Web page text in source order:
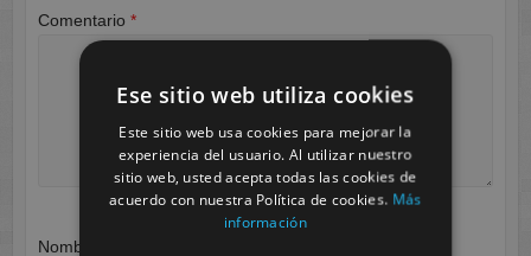
Comentario *
Nombre
Ese sitio web utiliza cookies
Este sitio web usa cookies para mejorar la
experiencia del usuario. Al utilizar nuestro
sitio web, usted acepta todas las cookies de
acuerdo con nuestra Política de cookies. Más
información